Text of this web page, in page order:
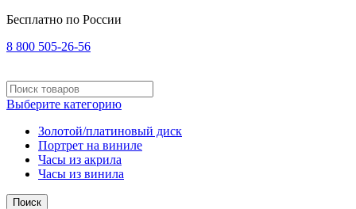
Бесплатно по России
8 800 505-26-56
Выберите категорию
Золотой/платиновый диск
Портрет на виниле
Часы из акрила
Часы из винила
Поиск